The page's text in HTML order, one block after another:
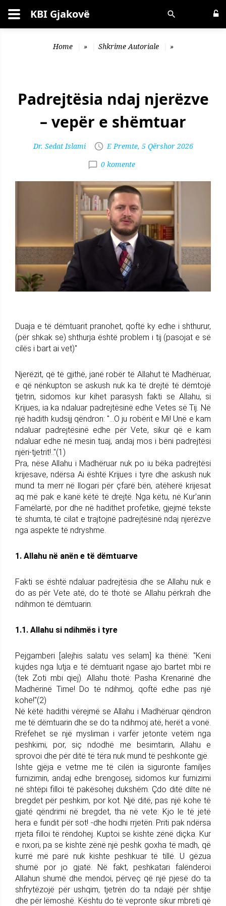
Kërko KBI Gjakovë
Home » Shkrime Autoriale »
Padrejtësia ndaj njerëzve
– vepër e shëmtuar
Dr. Sedat Islami
E Premte, 5 Qërshor 2026
0 komente
Duaja e të dëmtuarit pranohet, qoftë ky edhe i shthurur,
(për shkak se) shthurja është problem i tij (pasojat e së
cilës i bart ai vet)"
Njerëzit, që të gjithë, janë robër të Allahut të Madhëruar,
e që nënkupton se askush nuk ka të drejtë të dëmtojë
tjetrin, sidomos kur kihet parasysh fakti se Allahu, si
Krijues, ia ka ndaluar padrejtësinë edhe Vetes së Tij. Në
një hadith kudsijj qëndron: "…O ju robërit e Mi! Unë e kam
ndaluar padrejtësinë edhe për Vete, sikur që e kam
ndaluar edhe në mesin tuaj, andaj mos i bëni padrejtësi
njëri-tjetrit!.."(1)
Pra, nëse Allahu i Madhëruar nuk po iu bëka padrejtësi
krijesave, ndërsa Ai është Krijues i tyre dhe askush nuk
mund ta merr në llogari për çfarë bën, atëherë krijesat
aq më pak e kanë këtë të drejtë. Nga këtu, në Kur'anin
Famëlartë, por dhe në hadithet profetike, gjejmë tekste
të shumta, të cilat e trajtojnë padrejtësinë ndaj njerëzve
nga aspekte të ndryshme.
1. Allahu në anën e të dëmtuarve
Fakti se është ndaluar padrejtësia dhe se Allahu nuk e
do as për Vete atë, do të thotë se Allahu përkrah dhe
ndihmon të dëmtuarin.
1.1. Allahu si ndihmës i tyre
Pejgamberi [alejhis salatu ves selam] ka thënë: "Keni
kujdes nga lutja e të dëmtuarit ngase ajo bartet mbi re
(tek Zoti mbi qiej). Allahu thotë: Pasha Krenarinë dhe
Madhërinë Time! Do të ndihmoj, qoftë edhe pas një
kohe!"(2)
Në këtë hadithi vërejmë se Allahu i Madhëruar qëndron
me të dëmtuarin dhe se do ta ndihmoj atë, herët a vonë.
Rrëfehet se një mysliman i varfër jetonte vetëm nga
peshkimi, por, siç ndodhë me besimtarin, Allahu e
sprovoi dhe për ditë të tëra nuk mund të peshkonte gjë.
Ishte gjëja e vetme me të cilën ia siguronte familjes
furnizimin, andaj edhe brengosej, sidomos kur furnizimi
në shtëpi filloi të pakësohej dukshëm. Çdo ditë dilte në
bregdet për peshkim, por kot. Një ditë, pas një kohe të
gjatë qëndrimi në bregdet, tha në vete: Kjo le të jetë
hera e fundit për sot! -dhe hodhi rrjetën. Priti pak ndërsa
rrjeta filloi të rëndohej. Kuptoi se kishte zënë diçka. Kur
e nxori, pa se kishte zënë një peshk goxha të madh, që
kurrë më parë nuk kishte peshkuar të tillë. U gëzua
shumë por jo gjatë. Në fakt, peshkatari falënderoi
Allahun shumë dhe mendoi, përveç që një pjesë do ta
shfrytëzojë për ushqim, tjetrën do ta ndajë për shtije
dhe për lëmoshë. Kështu do të vepronte sikur mbreti që